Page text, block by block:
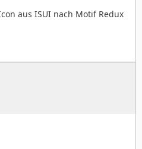
aus ISUI nach Motif Redux